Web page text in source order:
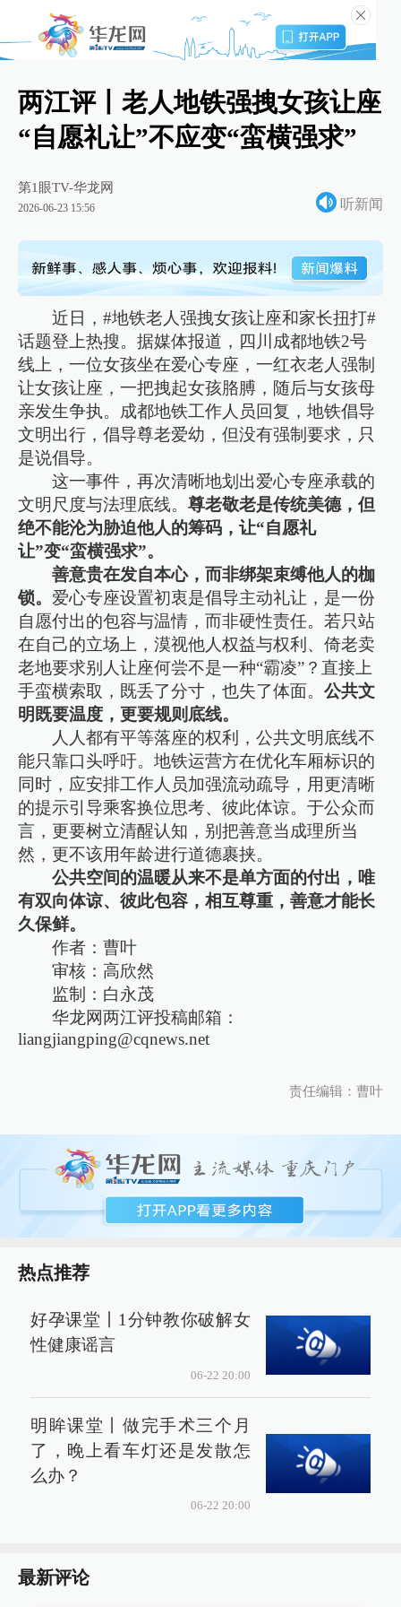
两江评丨老人地铁强拽女孩让座
“自愿礼让”不应变“蛮横强求”
第1眼TV-华龙网
2026-06-23 15:56 听新闻
近日，#地铁老人强拽女孩让座和家长扭打#
话题登上热搜。据媒体报道，四川成都地铁2号
线上，一位女孩坐在爱心专座，一红衣老人强制
让女孩让座，一把拽起女孩胳膊，随后与女孩母
亲发生争执。成都地铁工作人员回复，地铁倡导
文明出行，倡导尊老爱幼，但没有强制要求，只
是说倡导。
这一事件，再次清晰地划出爱心专座承载的
文明尺度与法理底线。尊老敬老是传统美德，但
绝不能沦为胁迫他人的筹码，让“自愿礼
让”变“蛮横强求”。
善意贵在发自本心，而非绑架束缚他人的枷
锁。 爱心专座设置初衷是倡导主动礼让，是一份
自愿付出的包容与温情，而非硬性责任。若只站
在自己的立场上，漠视他人权益与权利、倚老卖
老地要求别人让座何尝不是一种“霸凌”？直接上
手蛮横索取，既丢了分寸，也失了体面。公共文
明既要温度，更要规则底线。
人人都有平等落座的权利，公共文明底线不
能只靠口头呼吁。地铁运营方在优化车厢标识的
同时，应安排工作人员加强流动疏导，用更清晰
的提示引导乘客换位思考、彼此体谅。于公众而
言，更要树立清醒认知，别把善意当成理所当
然，更不该用年龄进行道德裹挟。
公共空间的温暖从来不是单方面的付出，唯
有双向体谅、彼此包容，相互尊重，善意才能长
久保鲜。
作者：曹叶
审核：高欣然
监制：白永茂
华龙网两江评投稿邮箱：
liangjiangping@cqnews.net
责任编辑：曹叶
热点推荐
好孕课堂丨1分钟教你破解女
性健康谣言
06-22 20:00
明眸课堂丨做完手术三个月
了，晚上看车灯还是发散怎
么办？
06-22 20:00
最新评论